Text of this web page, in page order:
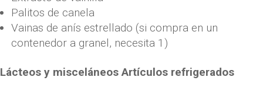
Palitos de canela
Vainas de anís estrellado (si compra en un
contenedor a granel, necesita 1)
Lácteos y misceláneos Artículos refrigerados